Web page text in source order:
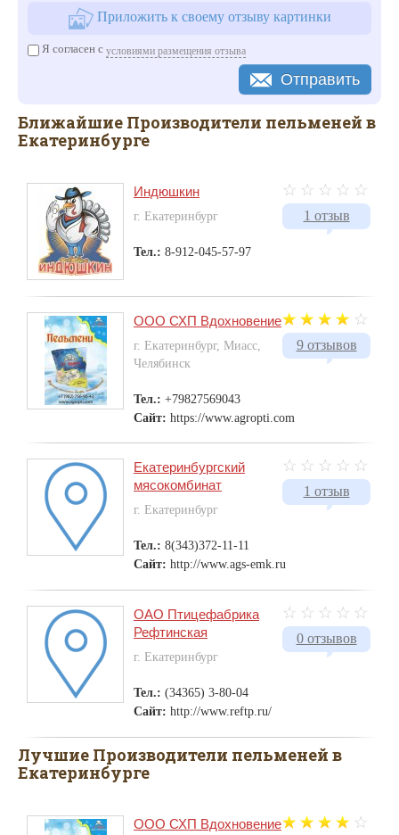
Приложить к своему отзыву картинки
Я согласен с условиями размещения отзыва
Отправить
Ближайшие Производители пельменей в
Екатеринбурге
1 отзыв
Индюшкин
г. Екатеринбург
Тел.: 8-912-045-57-97
9 отзывов
ООО СХП Вдохновение
г. Екатеринбург, Миасс,
Челябинск
Тел.: +79827569043
Сайт: https://www.agropti.com
1 отзыв
Екатеринбургский
мясокомбинат
г. Екатеринбург
Тел.: 8(343)372-11-11
Сайт: http://www.ags-emk.ru
0 отзывов
ОАО Птицефабрика
Рефтинская
г. Екатеринбург
Тел.: (34365) 3-80-04
Сайт: http://www.reftp.ru/
Лучшие Производители пельменей в
Екатеринбурге
ООО СХП Вдохновение